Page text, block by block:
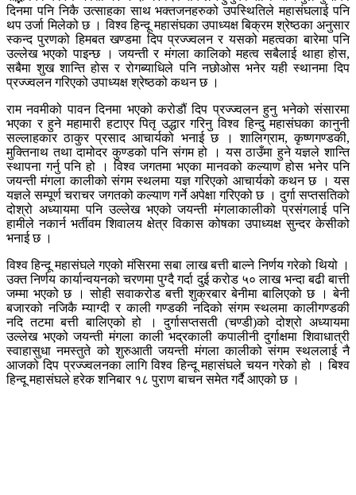
दिनमा पनि निकै उत्साहका साथ भक्तजनहरुको उपस्थितिले महासंघलाई पनि
थप उर्जा मिलेको छ । विश्व हिन्दू महासंघका उपाध्यक्ष बिक्रम श्रेष्ठका अनुसार
स्कन्द पुरणको हिमबत खण्डमा दिप प्रज्ज्वलन र यसको महत्वका बारेमा पनि
उल्लेख भएको पाइन्छ । जयन्ती र मंगला कालिको महत्व सबैलाई थाहा होस,
सबैमा शुख शान्ति होस र रोगब्याधिले पनि नछोओस भनेर यही स्थानमा दिप
प्रज्ज्वलन गरिएको उपाध्यक्ष श्रेष्ठको कथन छ ।
राम नवमीको पावन दिनमा भएको करोडौं दिप प्रज्ज्वलन हुनु भनेको संसारमा
भएका र हुने महामारी हटाएर पितृ उद्धार गरिनु विश्व हिन्दु महासंघका कानुनी
सल्लाहकार ठाकुर प्रसाद आचार्यको भनाई छ । शालिग्राम, कृष्णगण्डकी,
मुक्तिनाथ तथा दामोदर कुण्डको पनि संगम हो । यस ठाउँमा हुने यज्ञले शान्ति
स्थापना गर्नु पनि हो । विश्व जगतमा भएका मानवको कल्याण होस भनेर पनि
जयन्ती मंगला कालीको संगम स्थलमा यज्ञ गरिएको आचार्यको कथन छ । यस
यज्ञले सम्पूर्ण चराचर जगतको कल्याण गर्ने अपेक्षा गरिएको छ । दुर्गा सप्तसतिको
दोश्रो अध्यायमा पनि उल्लेख भएको जयन्ती मंगलाकालीको प्रसंगलाई पनि
हामीले नकार्न भर्तीवम शिवालय क्षेत्र विकास कोषका उपाध्यक्ष सुन्दर केसीको
भनाई छ ।
विश्व हिन्दू महासंघले गएको मंसिरमा सबा लाख बत्ती बाल्ने निर्णय गरेको थियो ।
उक्त निर्णय कार्यान्वयनको चरणमा पुग्दै गर्दा दुई करोड ५० लाख भन्दा बढी बात्ती
जम्मा भएको छ । सोही सवाकरोड बत्ती शुक्रबार बेनीमा बालिएको छ । बेनी
बजारको नजिकै म्याग्दी र काली गण्डकी नदिको संगम स्थलमा कालीगण्डकी
नदि तटमा बत्ती बालिएको हो । दुर्गासप्तसती (चण्डी)को दोश्रो अध्यायमा
उल्लेख भएको जयन्ती मंगला काली भद्रकाली कपालीनी दुर्गाक्षमा शिवाधात्री
स्वाहासुधा नमस्तुते को शुरुआती जयन्ती मंगला कालीको संगम स्थललाई नै
आजको दिप प्रज्ज्वलनका लागि विश्व हिन्दू महासंघले चयन गरेको हो । बिश्व
हिन्दू महासंघले हरेक शनिबार १८ पुराण बाचन समेत गर्दै आएको छ ।